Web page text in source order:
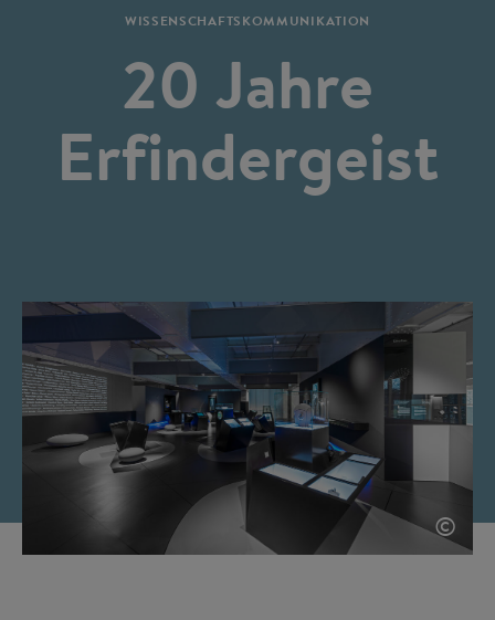
WISSENSCHAFTSKOMMUNIKATION
20 Jahre
Erfindergeist
©